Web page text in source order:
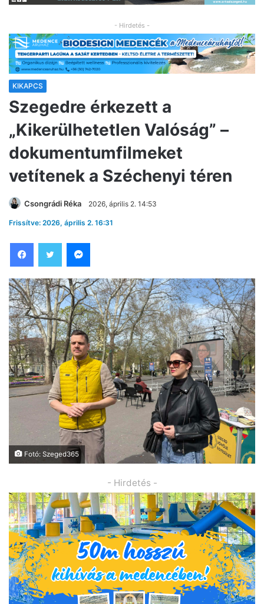
- Hirdetés -
KIKAPCS
Szegedre érkezett a
„Kikerülhetetlen Valóság” –
dokumentumfilmeket
vetítenek a Széchenyi téren
Csongrádi Réka 2026, április 2. 14:53
Frissítve: 2026, április 2. 16:31
Fotó: Szeged365
- Hirdetés -